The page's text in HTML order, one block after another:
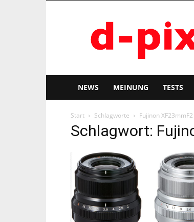
pixx
NEWS MEINUNG TESTS
Start Schlagworte Fujinon XF23mmF2
Schlagwort: